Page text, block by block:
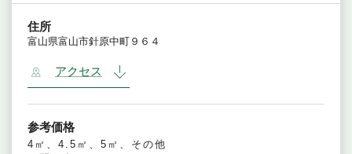
住所
富山県富山市針原中町９６４
アクセス
参考価格
4㎡、4.5㎡、5㎡、その他